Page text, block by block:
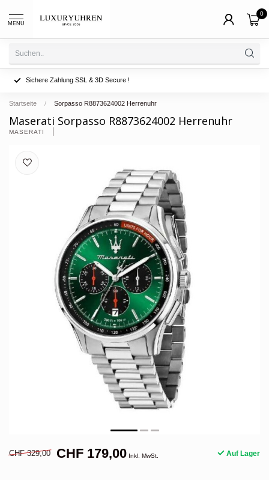
MENU
0
Sichere Zahlung SSL & 3D Secure !
Startseite / Sorpasso R8873624002 Herrenuhr
Maserati Sorpasso R8873624002 Herrenuhr
MASERATI
CHF 329,00 CHF 179,00 Inkl. MwSt. Auf Lager